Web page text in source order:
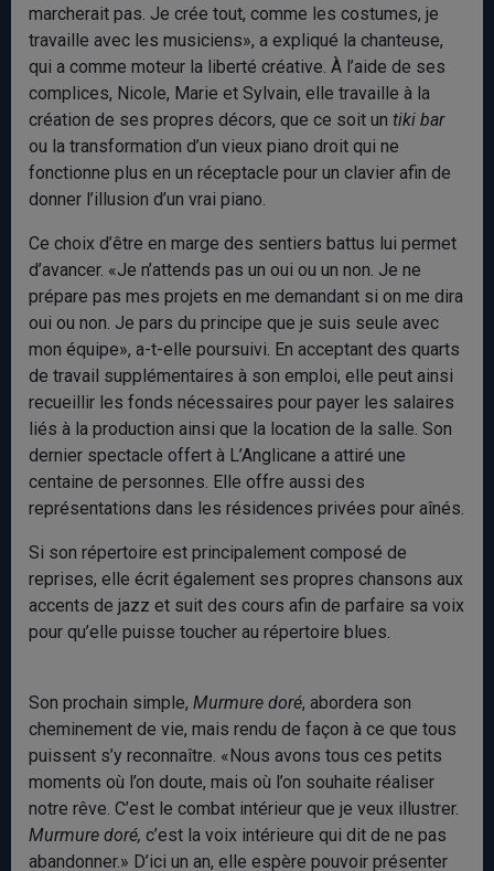
marcherait pas. Je crée tout, comme les costumes, je
travaille avec les musiciens», a expliqué la chanteuse,
qui a comme moteur la liberté créative. À l’aide de ses
complices, Nicole, Marie et Sylvain, elle travaille à la
création de ses propres décors, que ce soit un tiki bar
ou la transformation d’un vieux piano droit qui ne
fonctionne plus en un réceptacle pour un clavier afin de
donner l’illusion d’un vrai piano.
Ce choix d’être en marge des sentiers battus lui permet
d’avancer. «Je n’attends pas un oui ou un non. Je ne
prépare pas mes projets en me demandant si on me dira
oui ou non. Je pars du principe que je suis seule avec
mon équipe», a-t-elle poursuivi. En acceptant des quarts
de travail supplémentaires à son emploi, elle peut ainsi
recueillir les fonds nécessaires pour payer les salaires
liés à la production ainsi que la location de la salle. Son
dernier spectacle offert à L’Anglicane a attiré une
centaine de personnes. Elle offre aussi des
représentations dans les résidences privées pour aînés.
Si son répertoire est principalement composé de
reprises, elle écrit également ses propres chansons aux
accents de jazz et suit des cours afin de parfaire sa voix
pour qu’elle puisse toucher au répertoire blues.
Son prochain simple, Murmure doré, abordera son
cheminement de vie, mais rendu de façon à ce que tous
puissent s’y reconnaître. «Nous avons tous ces petits
moments où l’on doute, mais où l’on souhaite réaliser
notre rêve. C’est le combat intérieur que je veux illustrer.
Murmure doré, c’est la voix intérieure qui dit de ne pas
abandonner.» D’ici un an, elle espère pouvoir présenter